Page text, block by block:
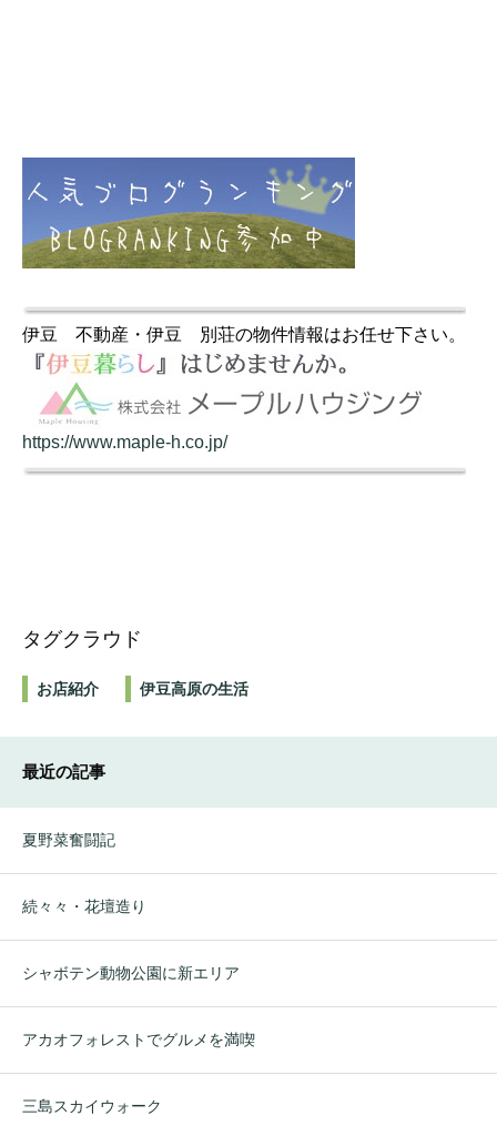
伊豆 不動産・伊豆 別荘の物件情報はお任せ下さい。
https://www.maple-h.co.jp/
タグクラウド
お店紹介 伊豆高原の生活
最近の記事
夏野菜奮闘記
続々々・花壇造り
シャボテン動物公園に新エリア
アカオフォレストでグルメを満喫
三島スカイウォーク